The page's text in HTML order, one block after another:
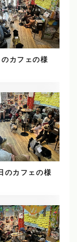
カフェの様
のカフェの様